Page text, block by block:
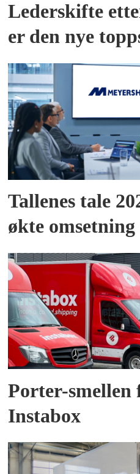
Lederskifte
er den nye
Tallenes tale
økte
Porter-smellen
Instabox